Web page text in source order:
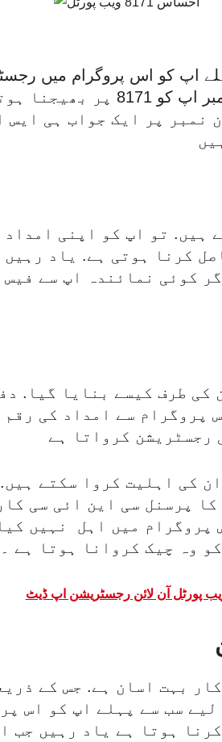
اپ کو اس پروگرام میں
شناختی کارڈ کی ضرورت ہوتی
نمبر پر ایک جواب ہی ایس
ہیں. تو اپ کو اپنی امداد
کرنا ہوتی ہے. یاد
کوئی نمائندہ اپ سے فیس
کی طرف کیسے بنایا
پروگرام سے امداد کی
رجسٹریشن کرواتا ہے
کی اہلیت کروا سکتے
پرسنل سی این ائی سی
میں اہل نہیں
وہ چیک کروانا ہوتا ہے ۔
پورٹل آن لائن رجسٹریشن اپ ڈیٹ
بہت اسان ہے. جس کے
سب سے پہلے اپ کو اس
ہوتا ہے یاد رہیں جب